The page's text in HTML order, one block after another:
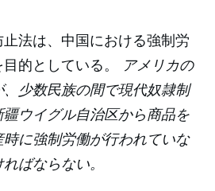
法は、中国における強制労
的としている。
アメリカの
、少数民族の間で現代奴隷制
ウイグル自治区から商品を
に強制労働が行われていな
ばならない。